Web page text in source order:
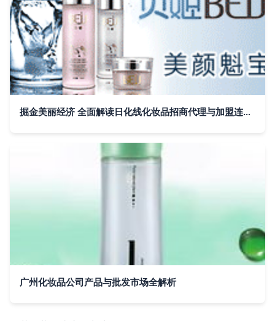
掘金美丽经济 全面解读日化线化妆品招商代理与加盟连锁新机遇
广州化妆品公司产品与批发市场全解析